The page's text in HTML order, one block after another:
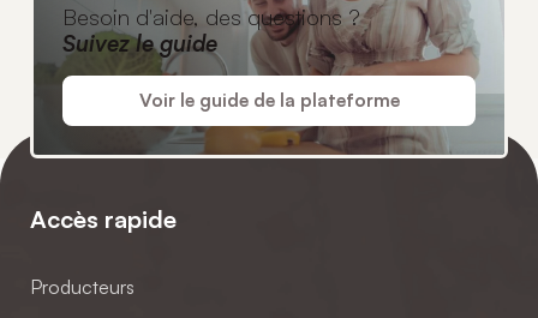
Besoin d'aide, des questions ?
Suivez le guide
Voir le guide de la plateforme
Accès rapide
Producteurs